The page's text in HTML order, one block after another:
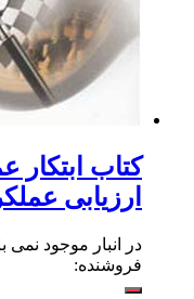
کتاب ابتکار
ارزیابی
در انبار موجود نمی
فروشنده: